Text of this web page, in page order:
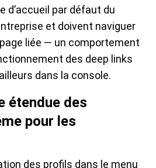
d’accueil par défaut du
et doivent naviguer
liée — un comportement
des deep links
dans la console.
étendue des
pour les
des profils dans le menu